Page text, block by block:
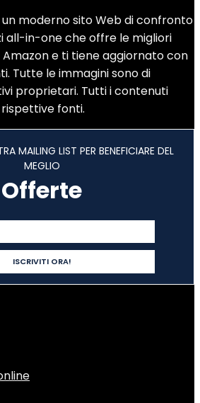
moderno sito Web di confronto
all-in-one che offre le migliori
e ti tiene aggiornato con
Tutte le immagini sono di
proprietari. Tutti i contenuti
fonti.
MAILING LIST PER BENEFICIARE DEL
MEGLIO
Offerte